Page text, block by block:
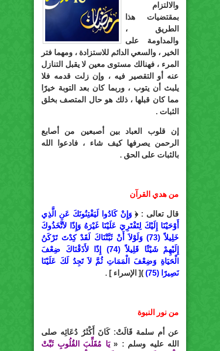
والالتزام
بمقتضيات هذا
الطريق ،
والمداومة على
الخير ، والسعي الدائم للاستزادة ، ومهما فتر
المرء ، فهنالك مستوى معين لا يقبل التنازل
عنه أو التقصير فيه ، وإن زلت قدمه فلا
يلبث أن يتوب ، وربما كان بعد التوبة خيرًا
مما كان قبلها ، ذلك هو حال المتصف بخلق
الثبات .
إن قلوب العباد بين أصبعين من أصابع
الرحمن يصرفها كيف شاء ، فادعوا الله
بالثبات على الحق .
من هدي القرآن
قال تعالى : ﴿وَإِنْ كَادُوا لَيَفْتِنُونَكَ عَنِ الَّذِي
أَوْحَيْنَا إِلَيْكَ لِتَفْتَرِيَ عَلَيْنَا غَيْرَهُ وَإِذًا لاَتَّخَذُوكَ
خَلِيلاً (73) وَلَوْلاَ أَنْ ثَبَّتْنَاكَ لَقَدْ كِدْتَ تَرْكَنُ
إِلَيْهِمْ شَيْئًا قَلِيلاً (74) إِذًا لأَذَقْنَاكَ ضِعْفَ
الْحَيَاةِ وَضِعْفَ الْمَمَاتِ ثُمَّ لاَ تَجِدُ لَكَ عَلَيْنَا
نَصِيرًا (75)
)[ الإسراء ] .
من نور النبوة
عن أم سلمة قَالَتْ: كَانَ أَكْثَرُ دُعَائِه صلى
الله عليه وسلم : « يَا مُقَلِّبَ القُلُوبِ ثَبِّتْ